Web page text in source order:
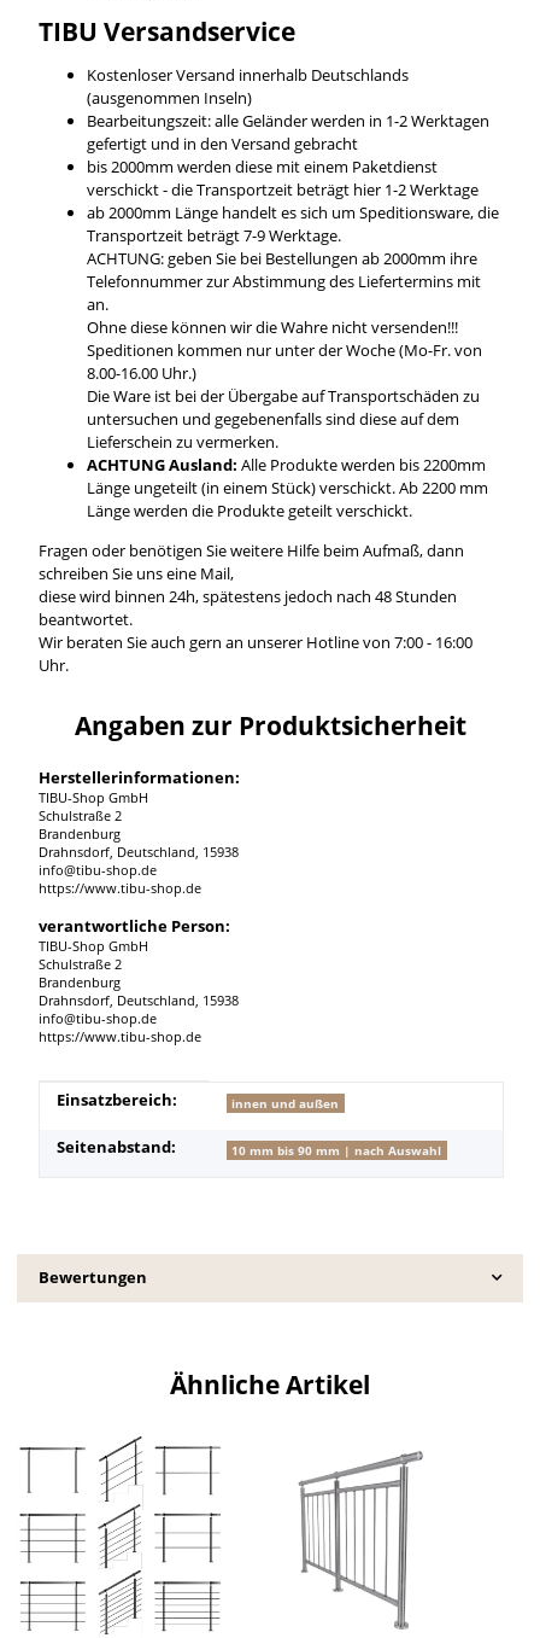
TIBU Versandservice
Kostenloser Versand innerhalb Deutschlands
(ausgenommen Inseln)
Bearbeitungszeit: alle Geländer werden in 1-2 Werktagen
gefertigt und in den Versand gebracht
bis 2000mm werden diese mit einem Paketdienst
verschickt - die Transportzeit beträgt hier 1-2 Werktage
ab 2000mm Länge handelt es sich um Speditionsware, die
Transportzeit beträgt 7-9 Werktage.
ACHTUNG: geben Sie bei Bestellungen ab 2000mm ihre
Telefonnummer zur Abstimmung des Liefertermins mit
an.
Ohne diese können wir die Wahre nicht versenden!!!
Speditionen kommen nur unter der Woche (Mo-Fr. von
8.00-16.00 Uhr.)
Die Ware ist bei der Übergabe auf Transportschäden zu
untersuchen und gegebenenfalls sind diese auf dem
Lieferschein zu vermerken.
ACHTUNG Ausland: Alle Produkte werden bis 2200mm
Länge ungeteilt (in einem Stück) verschickt. Ab 2200 mm
Länge werden die Produkte geteilt verschickt.
Fragen oder benötigen Sie weitere Hilfe beim Aufmaß, dann
schreiben Sie uns eine Mail,
diese wird binnen 24h, spätestens jedoch nach 48 Stunden
beantwortet.
Wir beraten Sie auch gern an unserer Hotline von 7:00 - 16:00
Uhr.
Angaben zur Produktsicherheit
Herstellerinformationen:
TIBU-Shop GmbH
Schulstraße 2
Brandenburg
Drahnsdorf, Deutschland, 15938
info@tibu-shop.de
https://www.tibu-shop.de
verantwortliche Person:
TIBU-Shop GmbH
Schulstraße 2
Brandenburg
Drahnsdorf, Deutschland, 15938
info@tibu-shop.de
https://www.tibu-shop.de
Produkteigenschaft
Wert
Einsatzbereich: innen und außen
Seitenabstand: 10 mm bis 90 mm | nach Auswahl
Bewertungen
Ähnliche Artikel